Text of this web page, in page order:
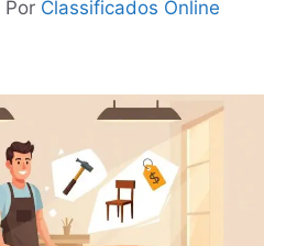
Por Classificados Online